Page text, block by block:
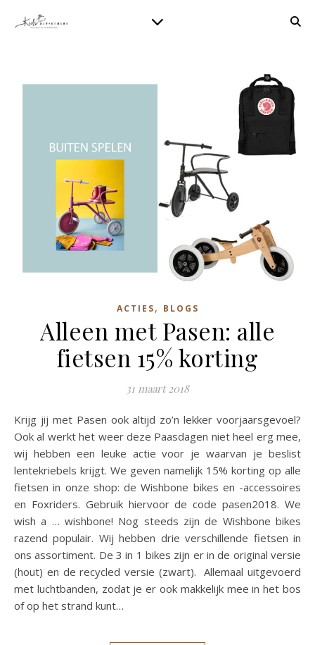
ACTIES, BLOGS
Alleen met Pasen: alle
fietsen 15% korting
31 maart 2018
Krijg jij met Pasen ook altijd zo’n lekker voorjaarsgevoel?
Ook al werkt het weer deze Paasdagen niet heel erg mee,
wij hebben een leuke actie voor je waarvan je beslist
lentekriebels krijgt. We geven namelijk 15% korting op alle
fietsen in onze shop: de Wishbone bikes en -accessoires
en Foxriders. Gebruik hiervoor de code pasen2018. We
wish a … wishbone! Nog steeds zijn de Wishbone bikes
razend populair. Wij hebben drie verschillende fietsen in
ons assortiment. De 3 in 1 bikes zijn er in de original versie
(hout) en de recycled versie (zwart). Allemaal uitgevoerd
met luchtbanden, zodat je er ook makkelijk mee in het bos
of op het strand kunt…